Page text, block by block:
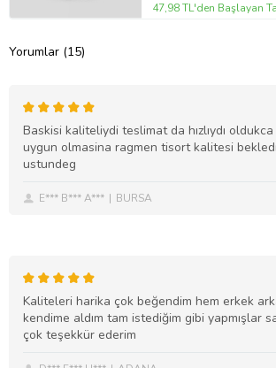
47,98 TL'den Başlayan
Yorumlar (15)
Baskisi kaliteliydi teslimat da hızlıydı
uygun olmasina ragmen tisort kalitesi
ustundeg
E*** B*** A*** BURSA
Kaliteleri harika çok beğendim hem erkek
kendime aldım tam istediğim gibi yapmışlar
çok teşekkür ederim